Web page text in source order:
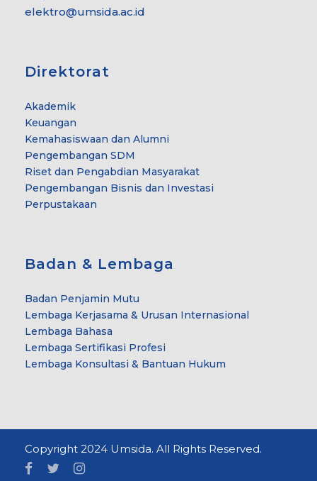
elektro@umsida.ac.id
Direktorat
Akademik
Keuangan
Kemahasiswaan dan Alumni
Pengembangan SDM
Riset dan Pengabdian Masyarakat
Pengembangan Bisnis dan Investasi
Perpustakaan
Badan & Lembaga
Badan Penjamin Mutu
Lembaga Kerjasama & Urusan Internasional
Lembaga Bahasa
Lembaga Sertifikasi Profesi
Lembaga Konsultasi & Bantuan Hukum
Copyright 2024 Umsida. All Rights Reserved.